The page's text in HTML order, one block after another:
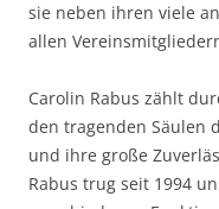
sie neben ihren viele
allen
Carolin Rabus zählt
den tragenden Säulen
und ihre große
Rabus trug seit 1994